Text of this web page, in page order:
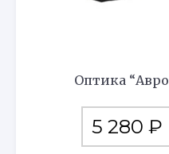
Оптика
5 280 ₽